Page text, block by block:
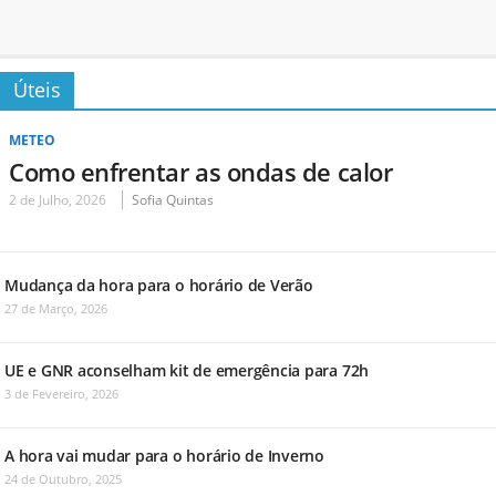
Úteis
METEO
Como enfrentar as ondas de calor
2 de Julho, 2026 Sofia Quintas
Mudança da hora para o horário de Verão
27 de Março, 2026
UE e GNR aconselham kit de emergência para 72h
3 de Fevereiro, 2026
A hora vai mudar para o horário de Inverno
24 de Outubro, 2025